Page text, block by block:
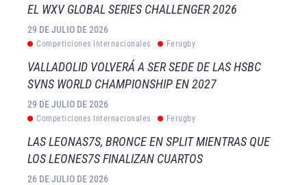
EL WXV GLOBAL SERIES CHALLENGER 2026
29 DE JULIO DE 2026
Competiciones Internacionales Ferugby
VALLADOLID VOLVERÁ A SER SEDE DE LAS HSBC
SVNS WORLD CHAMPIONSHIP EN 2027
29 DE JULIO DE 2026
Competiciones Internacionales Ferugby
LAS LEONAS7S, BRONCE EN SPLIT MIENTRAS QUE
LOS LEONES7S FINALIZAN CUARTOS
26 DE JULIO DE 2026